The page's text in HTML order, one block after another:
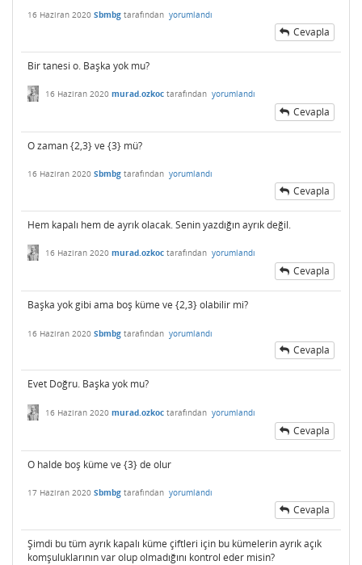
16 Haziran 2020 Sbmbg tarafından yorumlandı
Cevapla
Bir tanesi o. Başka yok mu?
16 Haziran 2020 murad.ozkoc tarafından yorumlandı
Cevapla
O zaman {2,3} ve {3} mü?
16 Haziran 2020 Sbmbg tarafından yorumlandı
Cevapla
Hem kapalı hem de ayrık olacak. Senin yazdığın ayrık değil.
16 Haziran 2020 murad.ozkoc tarafından yorumlandı
Cevapla
Başka yok gibi ama boş küme ve {2,3} olabilir mi?
16 Haziran 2020 Sbmbg tarafından yorumlandı
Cevapla
Evet Doğru. Başka yok mu?
16 Haziran 2020 murad.ozkoc tarafından yorumlandı
Cevapla
O halde boş küme ve {3} de olur
17 Haziran 2020 Sbmbg tarafından yorumlandı
Cevapla
Şimdi bu tüm ayrık kapalı küme çiftleri için bu kümelerin ayrık açık
komşuluklarının var olup olmadığını kontrol eder misin?